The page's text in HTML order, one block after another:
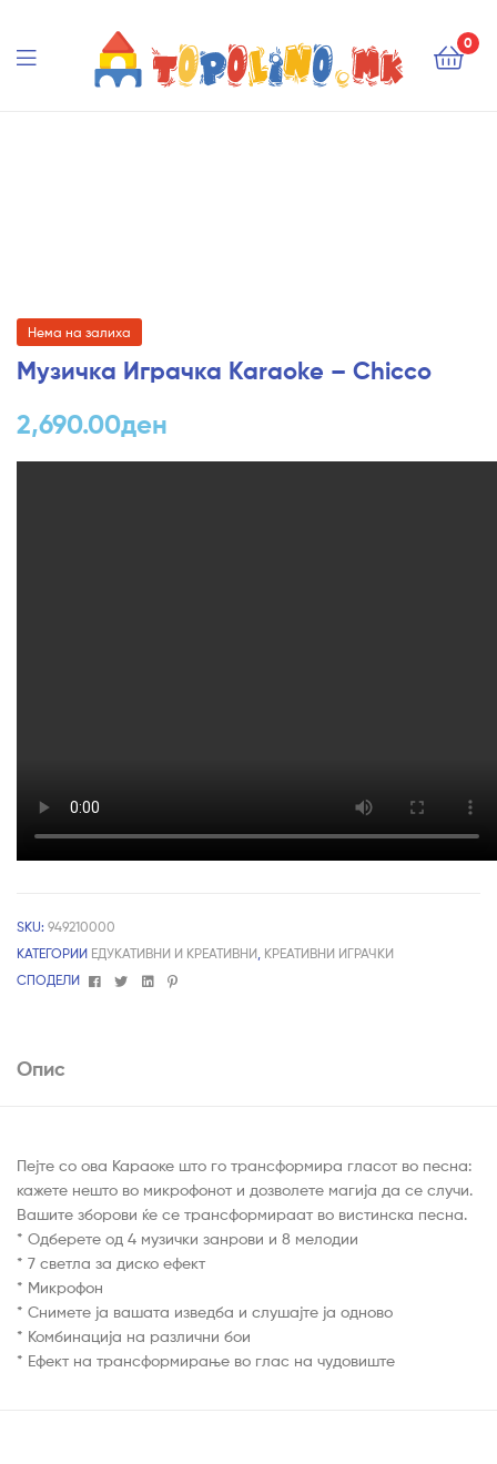
0
Нема на залиха
Музичка Играчка Karaoke – Chicco
2,690.00ден
SKU: 949210000
КАТЕГОРИИ ЕДУКАТИВНИ И КРЕАТИВНИ, КРЕАТИВНИ ИГРАЧКИ
СПОДЕЛИ
FacebookTwitterLinkedin
Pinterest
Опис
Пејте со ова Караоке што го трансформира гласот во песна:
кажете нешто во микрофонот и дозволете магија да се случи.
Вашите зборови ќе се трансформираат во вистинска песна.
* Одберете од 4 музички занрови и 8 мелодии
* 7 светла за диско ефект
* Микрофон
* Снимете ја вашата изведба и слушајте ја одново
* Комбинација на различни бои
* Ефект на трансформирање во глас на чудовиште